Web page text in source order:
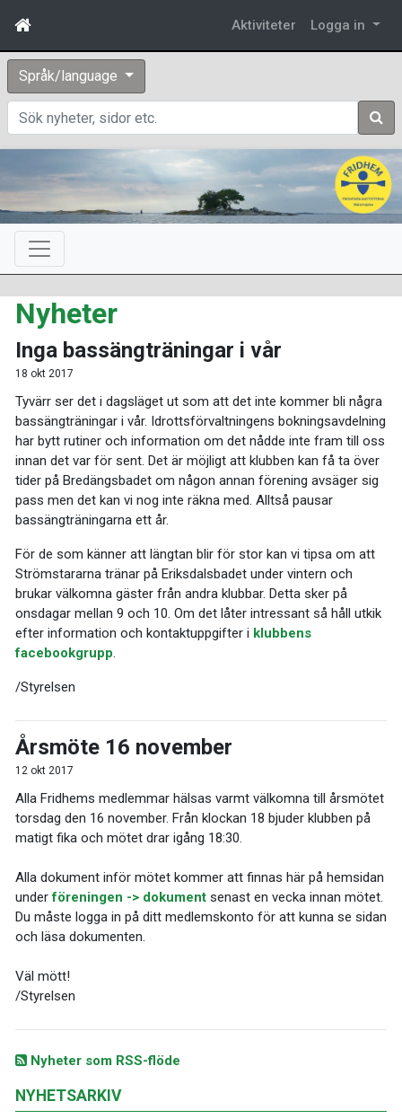
Aktiviteter Logga in
Språk/language
Sök
Nyheter som RSS-flöde
NYHETSARKIV
Nyheter
Inga bassängträningar i vår
18 okt 2017
Tyvärr ser det i dagsläget ut som att det inte kommer bli några
bassängträningar i vår. Idrottsförvaltningens bokningsavdelning
har bytt rutiner och information om det nådde inte fram till oss
innan det var för sent. Det är möjligt att klubben kan få ta över
tider på Bredängsbadet om någon annan förening avsäger sig
pass men det kan vi nog inte räkna med. Alltså pausar
bassängträningarna ett år.
För de som känner att längtan blir för stor kan vi tipsa om att
Strömstararna tränar på Eriksdalsbadet under vintern och
brukar välkomna gäster från andra klubbar. Detta sker på
onsdagar mellan 9 och 10. Om det låter intressant så håll utkik
efter information och kontaktuppgifter i klubbens
facebookgrupp
/Styrelsen
Årsmöte 16 november
12 okt 2017
Alla Fridhems medlemmar hälsas varmt välkomna till årsmötet
torsdag den 16 november. Från klockan 18 bjuder klubben på
matigt fika och mötet drar igång 18:30.
Alla dokument inför mötet kommer att finnas här på hemsidan
underföreningen -> dokument senast en vecka innan mötet.
Du måste logga in på ditt medlemskonto för att kunna se sidan
och läsa dokumenten.
Väl mött!
/Styrelsen